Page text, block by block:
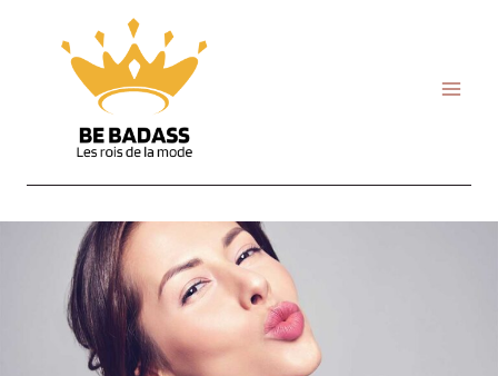
content